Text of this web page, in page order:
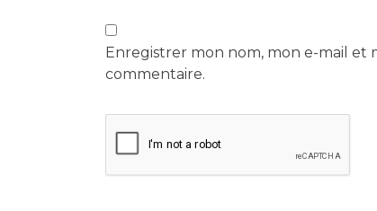
Enregistrer mon nom, mon e-mail et
commentaire.